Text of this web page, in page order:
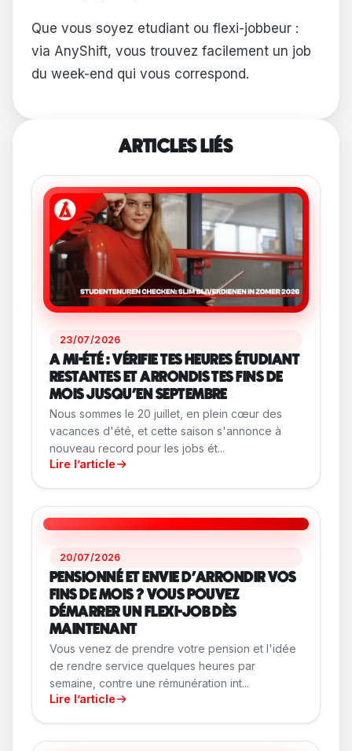
Que vous soyez etudiant ou flexi-jobbeur :
via AnyShift, vous trouvez facilement un job
du week-end qui vous correspond.
ARTICLES LIÉS
23/07/2026
A MI-ÉTÉ : VÉRIFIE TES HEURES ÉTUDIANT
RESTANTES ET ARRONDIS TES FINS DE
MOIS JUSQU'EN SEPTEMBRE
Nous sommes le 20 juillet, en plein cœur des
vacances d'été, et cette saison s'annonce à
nouveau record pour les jobs ét...
Lire l’article
20/07/2026
PENSIONNÉ ET ENVIE D'ARRONDIR VOS
FINS DE MOIS ? VOUS POUVEZ
DÉMARRER UN FLEXI-JOB DÈS
MAINTENANT
Vous venez de prendre votre pension et l'idée
de rendre service quelques heures par
semaine, contre une rémunération int...
Lire l’article